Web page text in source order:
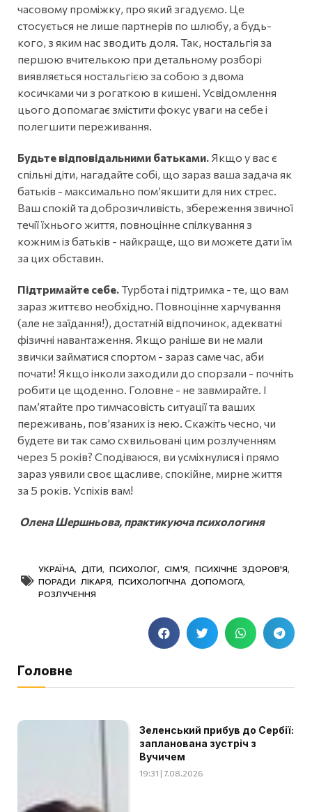
часовому проміжку, про який згадуємо. Це
стосується не лише партнерів по шлюбу, а будь-
кого, з яким нас зводить доля. Так, ностальгія за
першою вчителькою при детальному розборі
виявляється ностальгією за собою з двома
косичками чи з рогаткою в кишені. Усвідомлення
цього допомагає змістити фокус уваги на себе і
полегшити переживання.
Будьте відповідальними батьками. Якщо у вас є
спільні діти, нагадайте собі, що зараз ваша задача як
батьків - максимально помʼякшити для них стрес.
Ваш спокій та доброзичливість, збереження звичної
течії їхнього життя, повноцінне спілкування з
кожним із батьків - найкраще, що ви можете дати їм
за цих обставин.
Підтримайте себе. Турбота і підтримка - те, що вам
зараз життєво необхідно. Повноцінне харчування
(але не заїдання!), достатній відпочинок, адекватні
фізичні навантаження. Якщо раніше ви не мали
звички займатися спортом - зараз саме час, аби
почати! Якщо інколи заходили до спорзали - почніть
робити це щоденно. Головне - не завмирайте. І
памʼятайте про тимчасовість ситуації та ваших
переживань, повʼязаних із нею. Скажіть чесно, чи
будете ви так само схвильовані цим розлученням
через 5 років? Сподіваюся, ви усміхнулися і прямо
зараз уявили своє щасливе, спокійне, мирне життя
за 5 років. Успіхів вам!
Олена Шершньова, практикуюча психологиня
УКРАЇНА ДІТИ ПСИХОЛОГ СІМ'Я ПСИХІЧНЕ ЗДОРОВ'Я
ПОРАДИ ЛІКАРЯ
ПСИХОЛОГІЧНА ДОПОМОГА
РОЗЛУЧЕННЯ
Головне
Зеленський прибув до Сербії:
запланована зустріч з
Вучичем
19:31 | 7.08.2026